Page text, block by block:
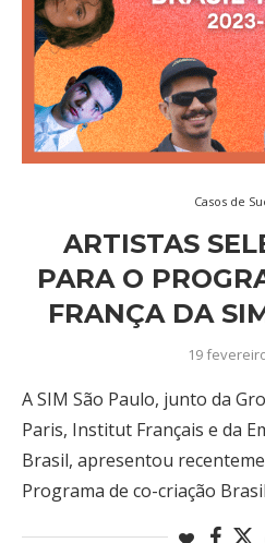
Casos de
ARTISTAS
PARA O
FRANÇA DA
19
A SIM São Paulo, junto da
Paris, Institut Français e da
Brasil, apresentou
Programa de co-criação